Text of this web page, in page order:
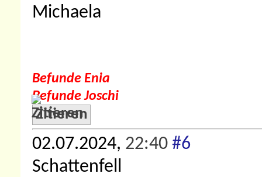
Michaela
Befunde Enia
Befunde Joschi
Zitieren
02.07.2024, 22:40 #6
Schattenfell